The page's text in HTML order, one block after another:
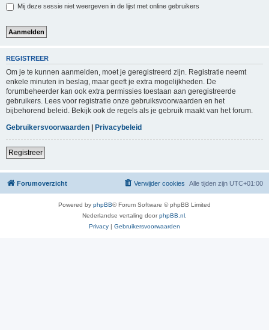
Mij deze sessie niet weergeven in de lijst met online gebruikers
REGISTREER
Om je te kunnen aanmelden, moet je geregistreerd zijn. Registratie neemt
enkele minuten in beslag, maar geeft je extra mogelijkheden. De
forumbeheerder kan ook extra permissies toestaan aan geregistreerde
gebruikers. Lees voor registratie onze gebruiksvoorwaarden en het
bijbehorend beleid. Bekijk ook de regels als je gebruik maakt van het forum.
Gebruikersvoorwaarden
Privacybeleid
Registreer
Forumoverzicht Alle tijden zijn UTC+01:00
Verwijder cookies
Powered by phpBB® Forum Software © phpBB Limited
Nederlandse vertaling doorphpBB.nl.
Privacy | Gebruikersvoorwaarden